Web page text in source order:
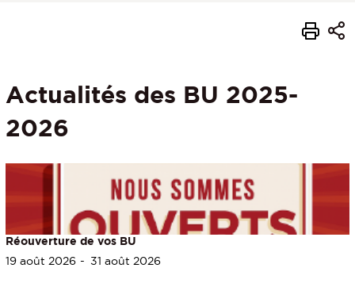
Actualités des BU 2025-
2026
Réouverture de vos BU
19 août 2026
31 août 2026